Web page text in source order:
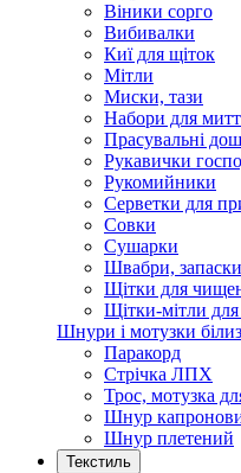
Віники сорго
Вибивалки
Киї для щіток
Мітли
Миски, тази
Набори для
Прасувальні
Рукавички
Рукомийники
Серветки для
Совки
Сушарки
Швабри,
Щітки для
Щітки-мітли
Шнури і мотузки
Паракорд
Стрічка ЛПХ
Трос, мотузка
Шнур
Шнур плетений
Текстиль